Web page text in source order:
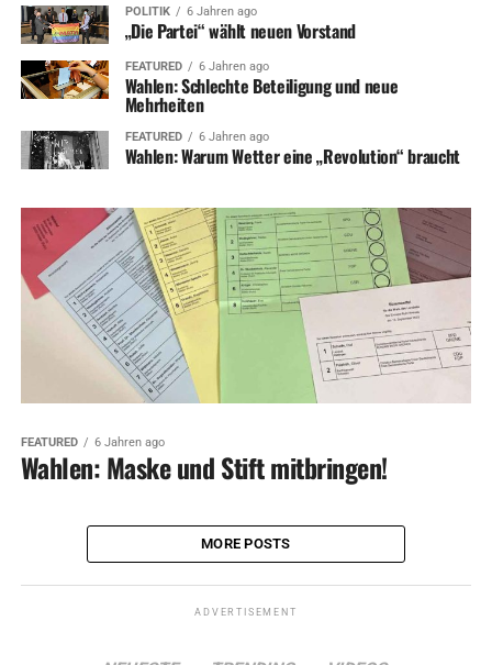
POLITIK 6 Jahren ago
„Die Partei“ wählt neuen Vorstand
FEATURED 6 Jahren ago
Wahlen: Schlechte Beteiligung und neue
Mehrheiten
FEATURED 6 Jahren ago
Wahlen: Warum Wetter eine „Revolution“ braucht
FEATURED 6 Jahren ago
Wahlen: Maske und Stift mitbringen!
MORE POSTS
ADVERTISEMENT